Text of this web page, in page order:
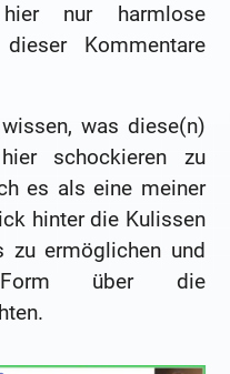
nur harmlose
Kommentare
was diese(n)
schockieren zu
es als eine meiner
hinter die Kulissen
zu ermöglichen und
Form über die